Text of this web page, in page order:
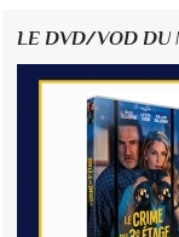
LE DVD/VOD DU